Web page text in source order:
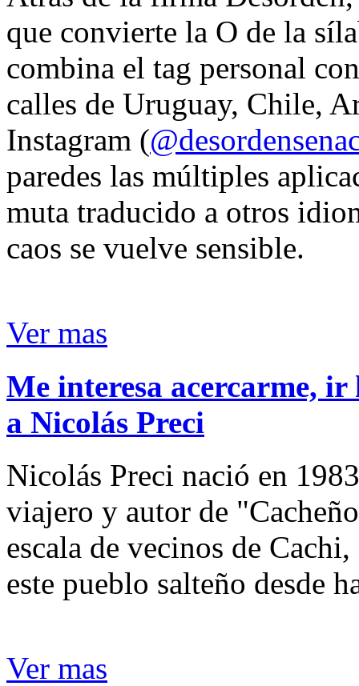
que convierte la O de la
combina el tag personal
calles de Uruguay, Chile,
Instagram (
paredes las múltiples
muta traducido a otros
caos se vuelve sensible.
Ver mas
Me interesa acercarme,
a Nicolás Preci
Nicolás Preci nació en
viajero y autor de
escala de vecinos de
este pueblo salteño desde
Ver mas